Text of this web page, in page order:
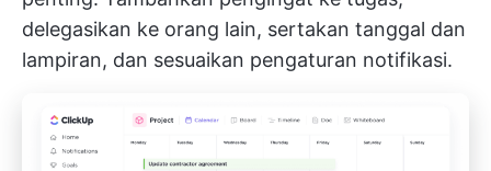
delegasikan ke orang lain, sertakan tanggal dan
lampiran, dan sesuaikan pengaturan notifikasi.